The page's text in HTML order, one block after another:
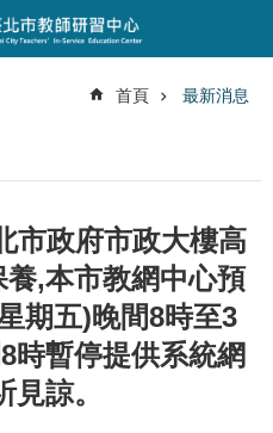
首頁 最新消息
市政府市政大樓高
,本市教網中心預
期五)晚間8時至3
時暫停提供系統網
諒。